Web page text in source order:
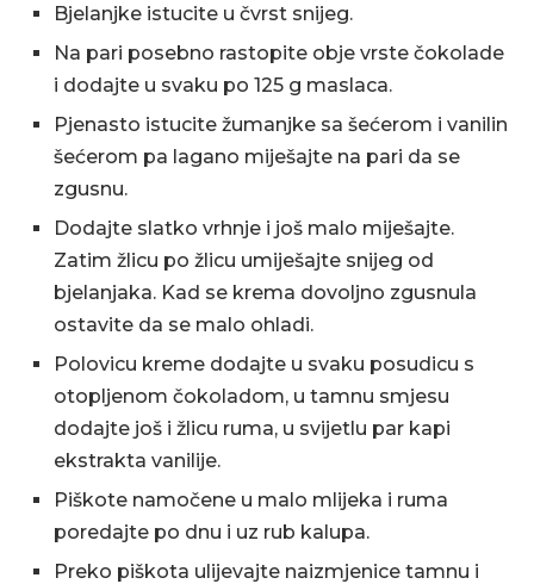
Bjelanjke istucite u čvrst snijeg.
Na pari posebno rastopite obje vrste čokolade
i dodajte u svaku po 125 g maslaca.
Pjenasto istucite žumanjke sa šećerom i vanilin
šećerom pa lagano miješajte na pari da se
zgusnu.
Dodajte slatko vrhnje i još malo miješajte.
Zatim žlicu po žlicu umiješajte snijeg od
bjelanjaka. Kad se krema dovoljno zgusnula
ostavite da se malo ohladi.
Polovicu kreme dodajte u svaku posudicu s
otopljenom čokoladom, u tamnu smjesu
dodajte još i žlicu ruma, u svijetlu par kapi
ekstrakta vanilije.
Piškote namočene u malo mlijeka i ruma
poredajte po dnu i uz rub kalupa.
Preko piškota ulijevajte naizmjenice tamnu i